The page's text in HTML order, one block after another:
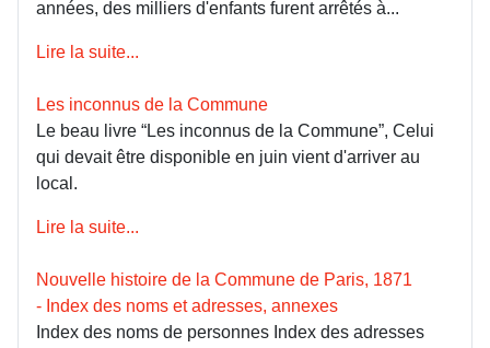
années, des milliers d'enfants furent arrêtés à...
Lire la suite...
Les inconnus de la Commune
Le beau livre “Les inconnus de la Commune”, Celui
qui devait être disponible en juin vient d'arriver au
local.
Lire la suite...
Nouvelle histoire de la Commune de Paris, 1871
- Index des noms et adresses, annexes
Index des noms de personnes Index des adresses